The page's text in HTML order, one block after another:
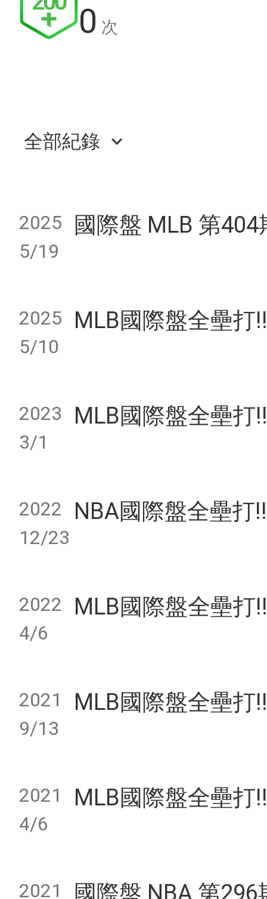
0 次
全部紀錄 keyboard_arrow_down
2025
5/19
國際盤 MLB 第
2025
5/10
MLB國際盤全壘打
2023
3/1
MLB國際盤全壘打
2022
12/23
NBA國際盤全壘打
2022
4/6
MLB國際盤全壘打
2021
9/13
MLB國際盤全壘打
2021
4/6
MLB國際盤全壘打
2021 國際盤 NBA 第